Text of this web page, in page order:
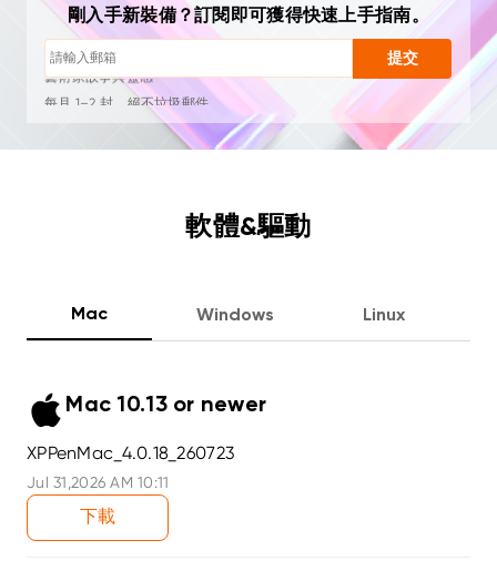
剛入手新裝備？訂閱即可獲得快速上手指南。
提交
使用技巧與故障排查
新品首發與專屬優惠
每月 1–2 封，絕不垃圾郵件
電子郵件僅用於發送您請求的內容
隨時一鍵退訂
軟體&驅動
Mac Windows Linux
Mac 10.13 or newer
XPPenMac_4.0.18_260723
Jul 31,2026 AM 10:11
下載